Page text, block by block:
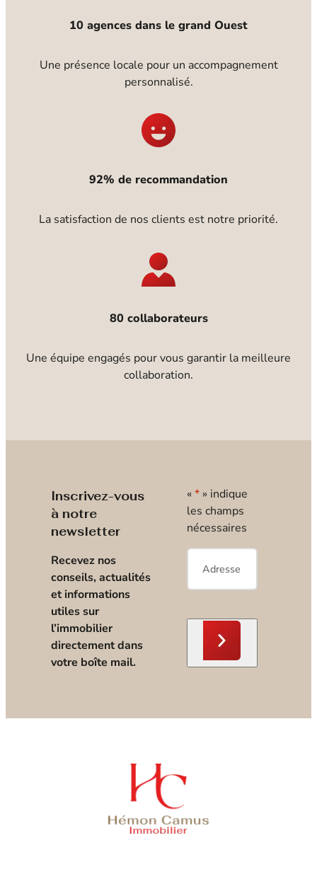
10 agences dans le grand Ouest
Une présence locale pour un accompagnement
personnalisé.
92% de recommandation
La satisfaction de nos clients est notre priorité.
80 collaborateurs
Une équipe engagés pour vous garantir la meilleure
collaboration.
Inscrivez-vous
à notre
newsletter
Recevez nos
conseils, actualités
et informations
utiles sur
l’immobilier
directement dans
votre boîte mail.
« * » indique
les champs
nécessaires
E-
mail*